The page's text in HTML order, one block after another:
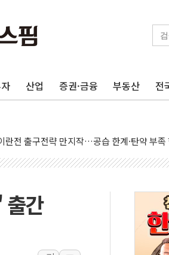
산업 증권·금융 부동산 전
, 2주차 제주·인천 경선서 정청래에 승리
] 민주, 제주·인천 경선 결과 발표...김민석
민주, 제주 경선 결과 발표...김민석 52.64%
국내 주요 금융일정(8.10~8.14)
동해·삼척 시간당 최대 50㎜ 폭우…강원 동해
수거하다 참변…60대 환경미화원 수거차
령 "결혼 때문에 손해 보는 일 없게"…'결혼
동도 인근 해상서 모터보트 전복…1명 사망
애, '위안부' 피해자 기림의 날 참석..."국제적
선재도 갯벌서 해루질 중 실종 60대 나흘만에
출간